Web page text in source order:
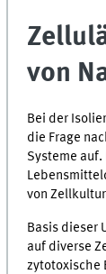
von
Bei der
die Frage
Systeme
von
Basis dieser
auf diverse
zytotoxische